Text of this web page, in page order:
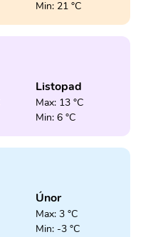
Min: 21 °C
Listopad
Max: 13 °C
Min: 6 °C
Únor
Max: 3 °C
Min: -3 °C